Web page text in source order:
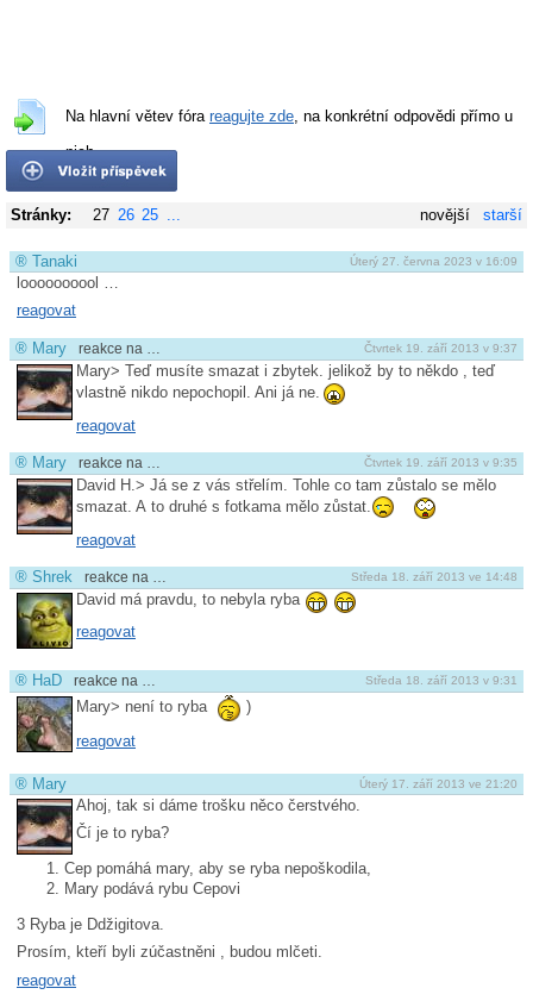
Na hlavní větev fóra reagujte zde, na konkrétní odpovědi přímo u
nich.
novější starší
Stránky: 27 26 25 ...
Úterý 27. června 2023 v 16:09
® Tanaki
loooooooool …
reagovat
Čtvrtek 19. září 2013 v 9:37
® Mary reakce na …
Mary> Teď musíte smazat i zbytek. jelikož by to někdo , teď
vlastně nikdo nepochopil. Ani já ne.
reagovat
Čtvrtek 19. září 2013 v 9:35
® Mary reakce na …
David H.> Já se z vás střelím. Tohle co tam zůstalo se mělo
smazat. A to druhé s fotkama mělo zůstat.
reagovat
Středa 18. září 2013 ve 14:48
® Shrek reakce na …
David má pravdu, to nebyla ryba
reagovat
Středa 18. září 2013 v 9:31
® HaD reakce na …
Mary> není to ryba
)
reagovat
Úterý 17. září 2013 ve 21:20
® Mary
Ahoj, tak si dáme trošku něco čerstvého.
Čí je to ryba?
Cep pomáhá mary, aby se ryba nepoškodila,
Mary podává rybu Cepovi
3 Ryba je Ddžigitova.
Prosím, kteří byli zúčastněni , budou mlčeti.
reagovat